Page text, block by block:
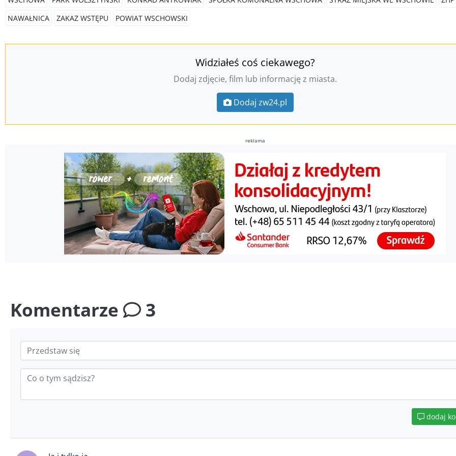
NAWAŁNICA
ZAKAZ WSTĘPU POWIAT WSCHOWSKI
Widziałeś coś ciekawego?
Dodaj zdjęcie, film lub informację z miasta.
Dodaj zw24.pl
reklama
Komentarze 3
dodaj